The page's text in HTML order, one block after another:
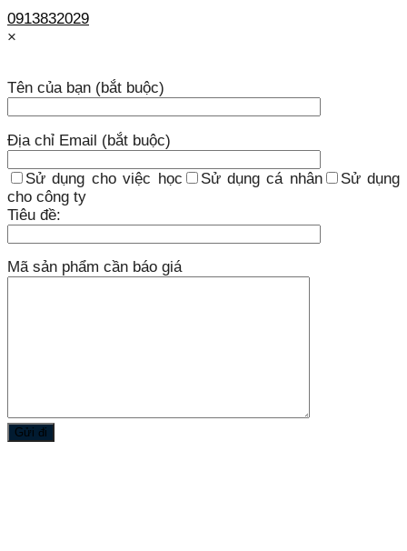
0913832029
×
Tên của bạn (bắt buộc)
Địa chỉ Email (bắt buộc)
Sử dụng cho việc học Sử dụng cá nhân
Sử dụng
cho công ty
Tiêu đề:
Mã sản phẩm cần báo giá